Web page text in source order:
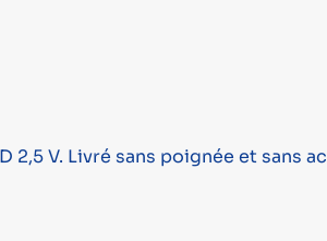
V. Livré sans poignée et sans